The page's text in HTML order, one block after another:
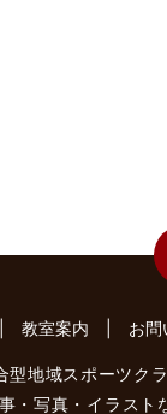
教室案内 お問
地域スポーツク
事・写真・イラス